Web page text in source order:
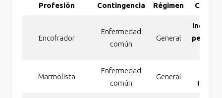
Profesión Contingencia Régimen
Encofrador
Enfermedad
común
General
Marmolista
Enfermedad
común
General